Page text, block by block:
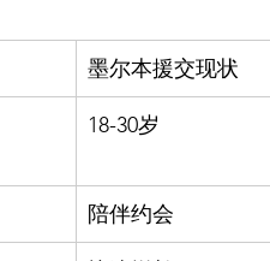
墨尔本援交现状
18-30岁
陪伴约会